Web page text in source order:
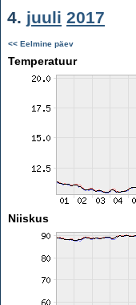
4. juuli 2017
<< Eelmine päev
Temperatuur
Niiskus